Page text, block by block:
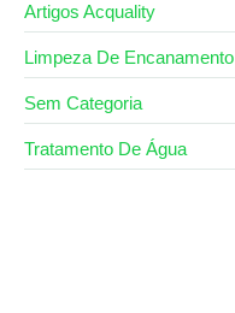
Artigos Acquality
Limpeza De Encanamento
Sem Categoria
Tratamento De Água